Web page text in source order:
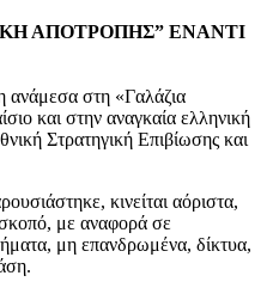
ΑΠΟΤΡΟΠΗΣ” ΕΝΑΝΤΙ
ανάμεσα στη «Γαλάζια
και στην αναγκαία ελληνική
Στρατηγική Επιβίωσης και
κινείται αόριστα,
με αναφορά σε
μη επανδρωμένα, δίκτυα,